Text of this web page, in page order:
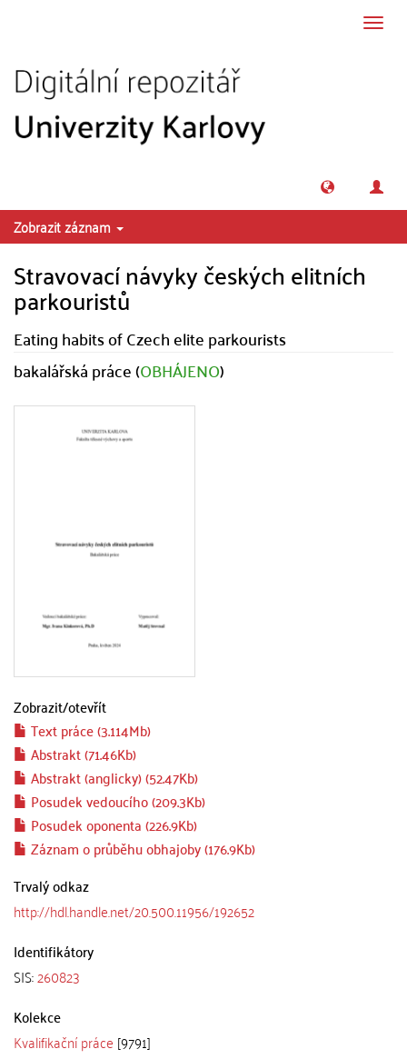
Zobrazit záznam
Stravovací návyky českých elitních
parkouristů
Eating habits of Czech elite parkourists
bakalářská práce (OBHÁJENO)
Zobrazit/otevřít
Text práce (3.114Mb)
Abstrakt (71.46Kb)
Abstrakt (anglicky) (52.47Kb)
Posudek vedoucího (209.3Kb)
Posudek oponenta (226.9Kb)
Záznam o průběhu obhajoby (176.9Kb)
Trvalý odkaz
http://hdl.handle.net/20.500.11956/192652
Identifikátory
SIS:260823
Kolekce
Kvalifikační práce [9791]